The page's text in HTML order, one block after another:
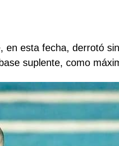
esta fecha, derrotó
suplente, como